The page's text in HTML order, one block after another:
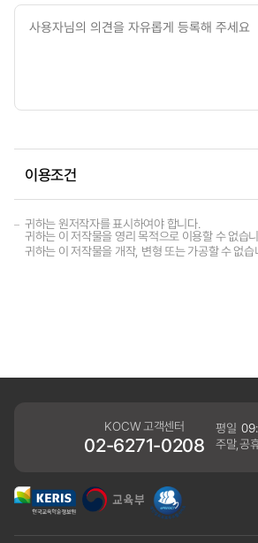
이용조건
귀하는 원저작자를 표시하여야 합니다.
귀하는 이 저작물을 영리 목적으로 이용할 수 없습
귀하는 이 저작물을 개작, 변형 또는 가공할 수 없습
KOCW 고객센터
02-6271-0208
평일
주말,공